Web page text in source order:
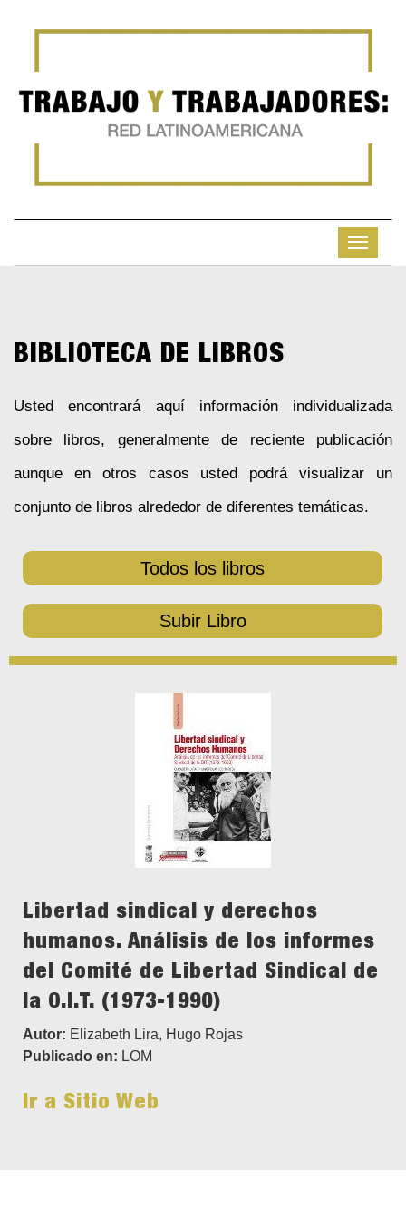
BIBLIOTECA DE LIBROS
Usted encontrará aquí información individualizada
sobre libros, generalmente de reciente publicación
aunque en otros casos usted podrá visualizar un
conjunto de libros alrededor de diferentes temáticas.
Todos los libros
Subir Libro
Libertad sindical y derechos
humanos. Análisis de los informes
del Comité de Libertad Sindical de
la O.I.T. (1973-1990)
Autor: Elizabeth Lira, Hugo Rojas
Publicado en: LOM
Ir a Sitio Web